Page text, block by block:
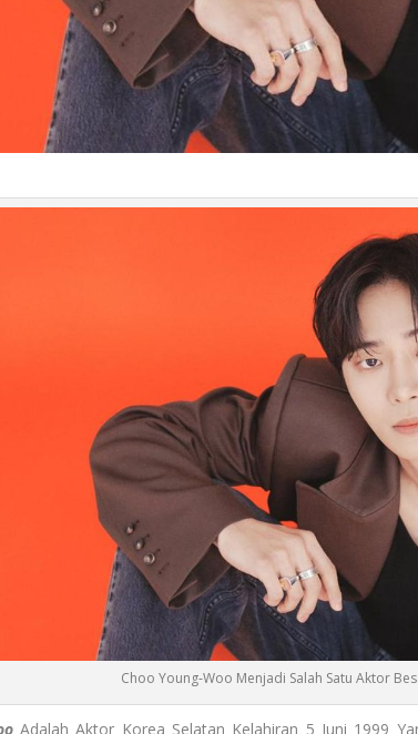
Choo Young‑Woo Menjadi Salah Satu Aktor
Adalah Aktor Korea Selatan Kelahiran 5 Juni 1999